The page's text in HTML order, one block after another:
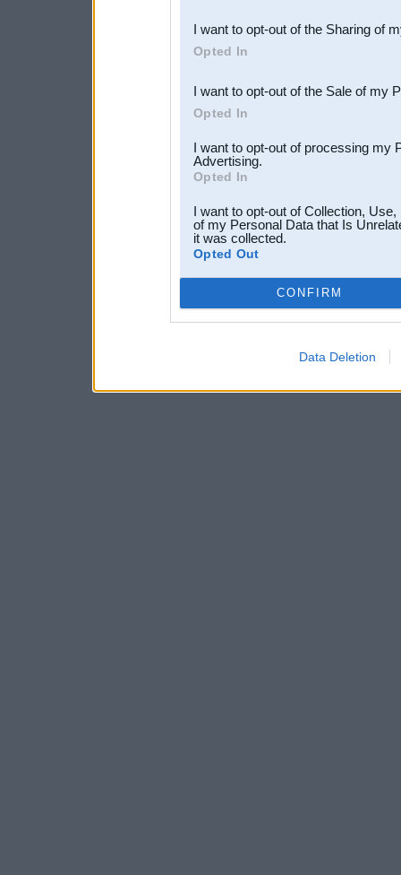
Downstream Participants
third parties.
I want to opt-out of the Sharing of
Opted In
I want to opt-out of the Sale of my
Opted In
I want to opt-out of processing my
Advertising.
Opted In
I want to opt-out of Collection,
of my Personal Data that Is
it was collected.
Opted Out
CONFIRM
Data Deletion